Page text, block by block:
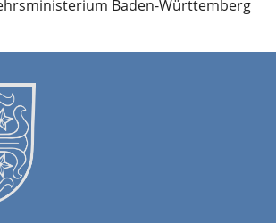
Baden-Württemberg